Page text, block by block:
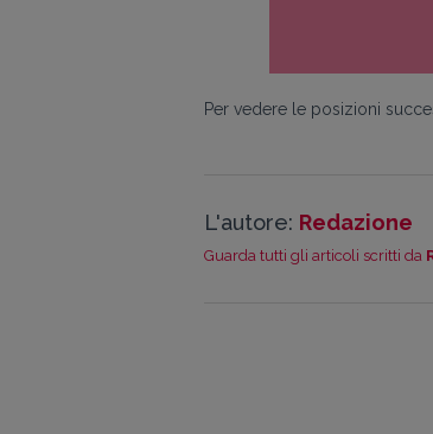
Per vedere le posizioni
L'autore: Redazione
Guarda tutti gli articoli scritti da